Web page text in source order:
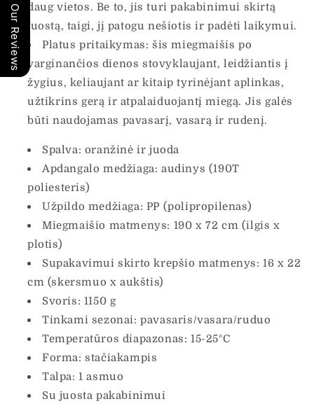
daug vietos. Be to, jis turi pakabinimui skirtą
juostą, taigi, jį patogu nešiotis ir padėti laikymui.
Platus pritaikymas: šis miegmaišis po
varginančios dienos stovyklaujant, leidžiantis į
žygius, keliaujant ar kitaip tyrinėjant aplinkas,
užtikrins gerą ir atpalaiduojantį miegą. Jis galės
būti naudojamas pavasarį, vasarą ir rudenį.
Spalva: oranžinė ir juoda
Apdangalo medžiaga: audinys (190T
poliesteris)
Užpildo medžiaga: PP (polipropilenas)
Miegmaišio matmenys: 190 x 72 cm (ilgis x
plotis)
Supakavimui skirto krepšio matmenys: 16 x 22
cm (skersmuo x aukštis)
Svoris: 1150 g
Tinkami sezonai: pavasaris/vasara/ruduo
Temperatūros diapazonas: 15-25°C
Forma: stačiakampis
Talpa: 1 asmuo
Su juosta pakabinimui
Our Reviews